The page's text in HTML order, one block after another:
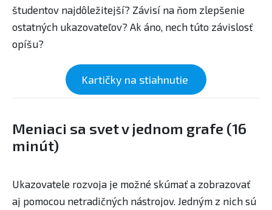
študentov najdôležitejší? Závisí na ňom zlepšenie
ostatných ukazovateľov? Ak áno, nech túto závislosť
opíšu?
Kartičky na stiahnutie
Meniaci sa svet v jednom grafe (16
minút)
Ukazovatele rozvoja je možné skúmať a zobrazovať
aj pomocou netradičných nástrojov. Jedným z nich sú